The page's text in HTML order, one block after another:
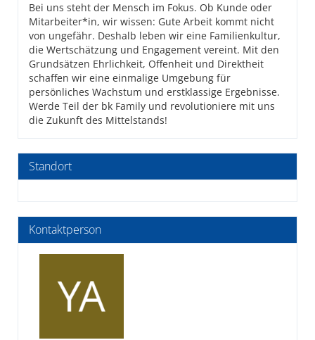
Bei uns steht der Mensch im Fokus. Ob Kunde oder
Mitarbeiter*in, wir wissen: Gute Arbeit kommt nicht
von ungefähr. Deshalb leben wir eine Familienkultur,
die Wertschätzung und Engagement vereint. Mit den
Grundsätzen Ehrlichkeit, Offenheit und Direktheit
schaffen wir eine einmalige Umgebung für
persönliches Wachstum und erstklassige Ergebnisse.
Werde Teil der bk Family und revolutioniere mit uns
die Zukunft des Mittelstands!
Standort
Kontaktperson